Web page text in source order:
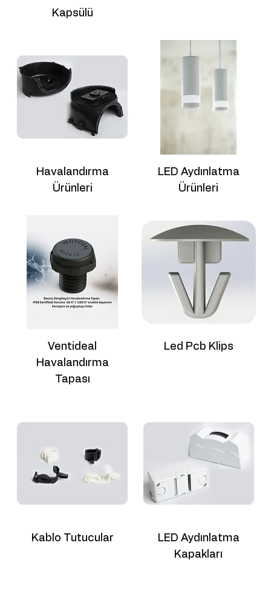
Kapsülü
Havalandırma
Ürünleri
LED Aydınlatma
Ürünleri
Ventideal
Havalandırma
Tapası
Led Pcb Klips
Kablo Tutucular
LED Aydınlatma
Kapakları